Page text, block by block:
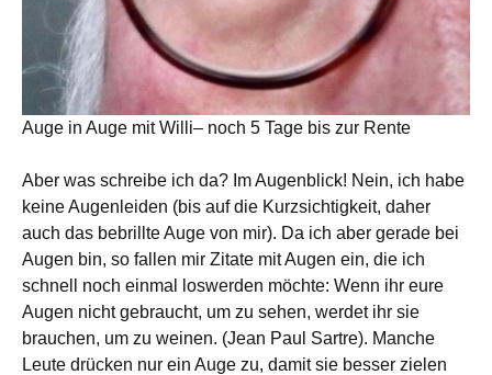
Auge in Auge mit Willi– noch 5 Tage bis zur Rente
Aber was schreibe ich da? Im Augenblick! Nein, ich habe
keine Augenleiden (bis auf die Kurzsichtigkeit, daher
auch das bebrillte Auge von mir). Da ich aber gerade bei
Augen bin, so fallen mir Zitate mit Augen ein, die ich
schnell noch einmal loswerden möchte: Wenn ihr eure
Augen nicht gebraucht, um zu sehen, werdet ihr sie
brauchen, um zu weinen. (Jean Paul Sartre). Manche
Leute drücken nur ein Auge zu, damit sie besser zielen